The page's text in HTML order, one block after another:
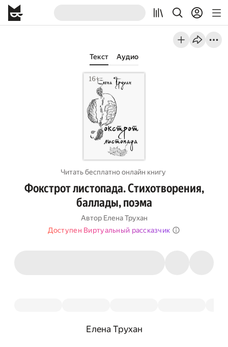
Текст Аудио
Читать бесплатно онлайн книгу
Фокстрот листопада. Стихотворения,
баллады, поэма
Автор Елена Трухан
Доступен Виртуальный рассказчик
Елена Трухан